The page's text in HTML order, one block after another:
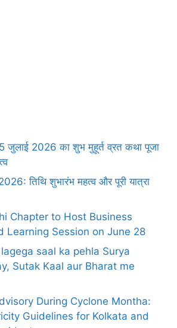
जुलाई 2026 का शुभ मुहूर्त व्रत कथा पूजा
तिथि शुभारंभ महत्व और पूरी यात्रा
Chapter to Host Business
Learning Session on June 28
saal ka pehla Surya
Sutak Kaal aur Bharat me
During Cyclone Montha:
Guidelines for Kolkata and